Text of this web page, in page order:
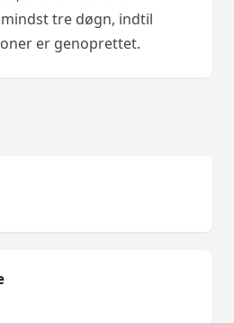
tre døgn, indtil
er genoprettet.